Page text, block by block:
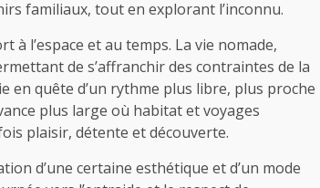
familiaux, tout en explorant l’inconnu.
l’espace et au temps. La vie nomade,
de s’affranchir des contraintes de la
en quête d’un rythme plus libre, plus proche
plus large où habitat et voyages
plaisir, détente et découverte.
d’une certaine esthétique et d’un mode